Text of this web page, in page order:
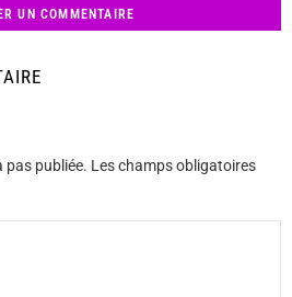
UN COMMENTAIRE
pas publiée. Les champs obligatoires